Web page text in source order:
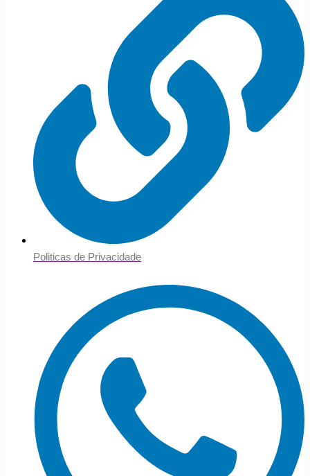
Politicas de Privacidade